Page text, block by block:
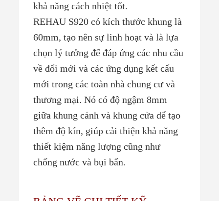
khả năng cách nhiệt tốt.
REHAU S920 có kích thước khung là
60mm, tạo nên sự linh hoạt và là lựa
chọn lý tưởng để đáp ứng các nhu cầu
về đổi mới và các ứng dụng kết cấu
mới trong các toàn nhà chung cư và
thương mại. Nó có độ ngậm 8mm
giữa khung cánh và khung cửa để tạo
thêm độ kín, giúp cải thiện khả năng
thiết kiệm năng lượng cũng như
chống nước và bụi bẩn.